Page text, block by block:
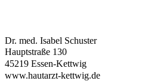
Dr. med. Isabel Schuster
Hauptstraße 130
45219 Essen-Kettwig
www.hautarzt-kettwig.de